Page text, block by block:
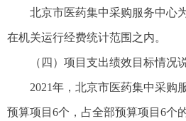
北京市医药集中采购服务中心
在机关运行经费统计范围之内。
（四）项目支出绩效目标情况
2021年，北京市医药集中采购
预算项目6个，占全部预算项目6个